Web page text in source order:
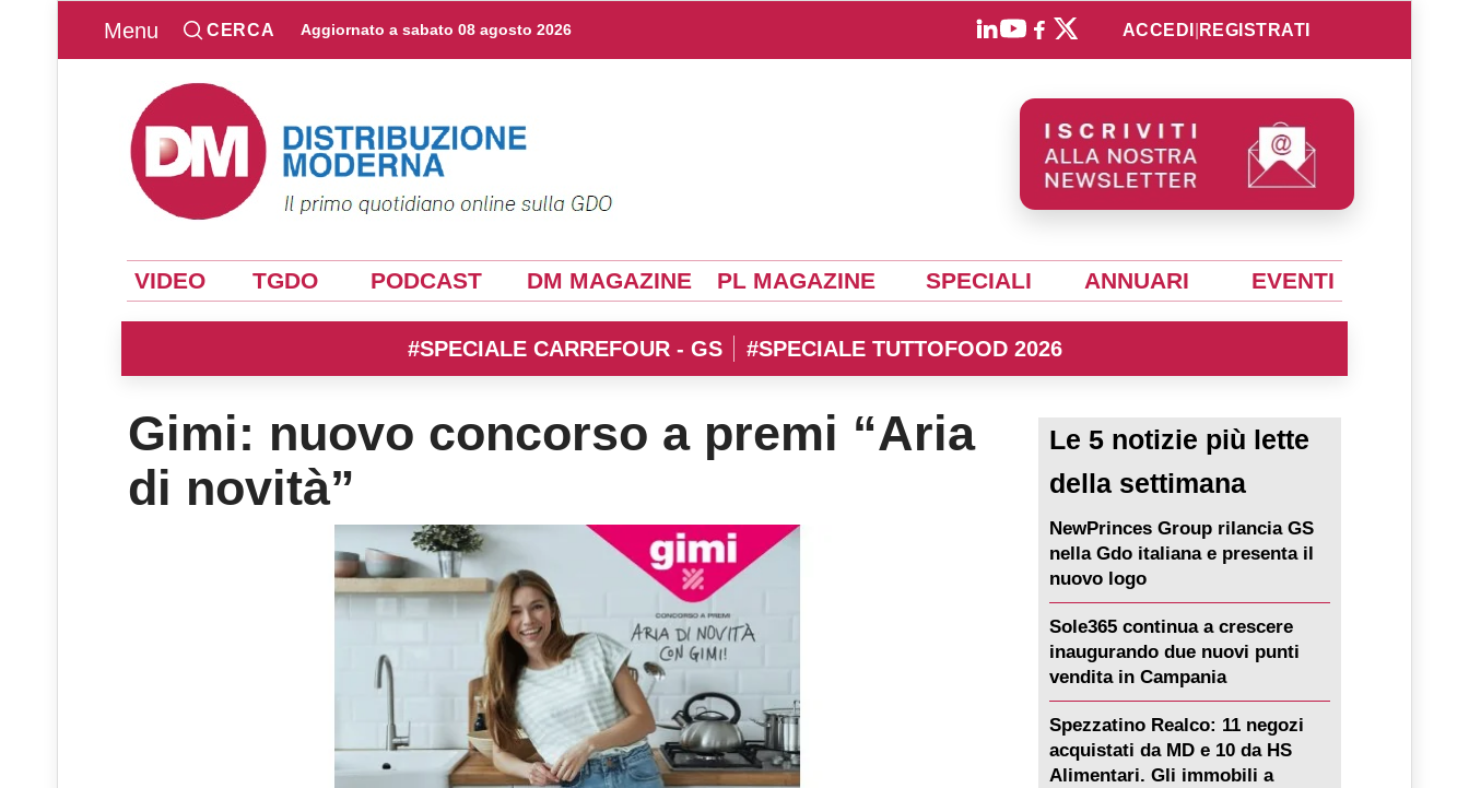
Menu CERCA Aggiornato a sabato 08 agosto 2026 ACCEDI REGISTRATI
VIDEO TGDO PODCAST DM MAGAZINE PL MAGAZINE SPECIALI ANNUARI EVENTI
#SPECIALE CARREFOUR - GS #SPECIALE TUTTOFOOD 2026
Gimi: nuovo concorso a premi “Aria
di novità”
Le 5 notizie più lette
della settimana
NewPrinces Group rilancia GS
nella Gdo italiana e presenta il
nuovo logo
Sole365 continua a crescere
inaugurando due nuovi punti
vendita in Campania
Spezzatino Realco: 11 negozi
acquistati da MD e 10 da HS
Alimentari. Gli immobili a